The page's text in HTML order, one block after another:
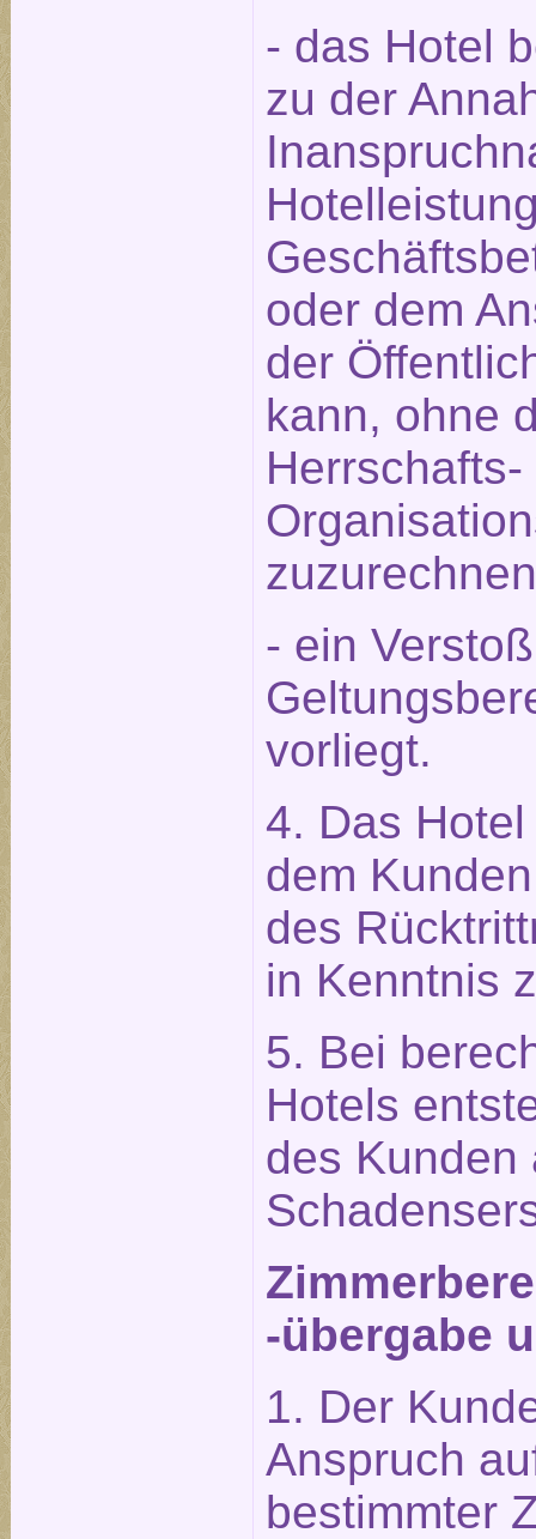
- das Hotel
zu der
oder dem
der
kann, ohne
Herrschafts-
- ein
vorliegt.
4. Das
dem
des
in Kenntnis
5. Bei
Hotels
des Kunden
-übergabe
1. Der
Anspruch
bestimmter